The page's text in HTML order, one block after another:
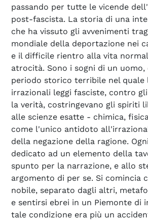
passando per tutte le vicende
post-fascista. La storia di una
che ha vissuto gli avvenimenti
mondiale della deportazione nei
e il difficile rientro alla vita
atrocità. Sono i sogni di un uomo,
periodo storico terribile nel quale
irrazionali leggi fasciste, contro
la verità, costringevano gli spiriti
alle scienze esatte - chimica,
come l'unico antidoto
della negazione della ragione.
dedicato ad un elemento della
spunto per la narrazione, e allo
argomento di per se. Si comincia
nobile, separato dagli altri,
e sentirsi ebrei in un Piemonte di
tale condizione era più un